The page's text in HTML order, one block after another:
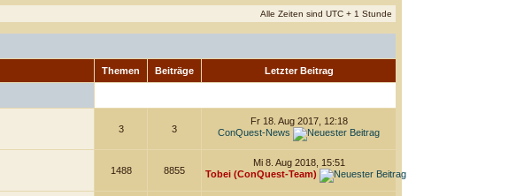
Alle Zeiten sind UTC + 1 Stunde
Themen Beiträge Letzter Beitrag
3 3
Fr 18. Aug 2017, 12:18
ConQuest-News
1488 8855
Mi 8. Aug 2018, 15:51
Tobei (ConQuest-Team)